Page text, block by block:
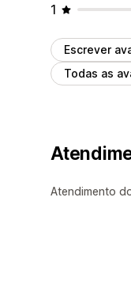
1
Escrever
Todas as
Atendimento